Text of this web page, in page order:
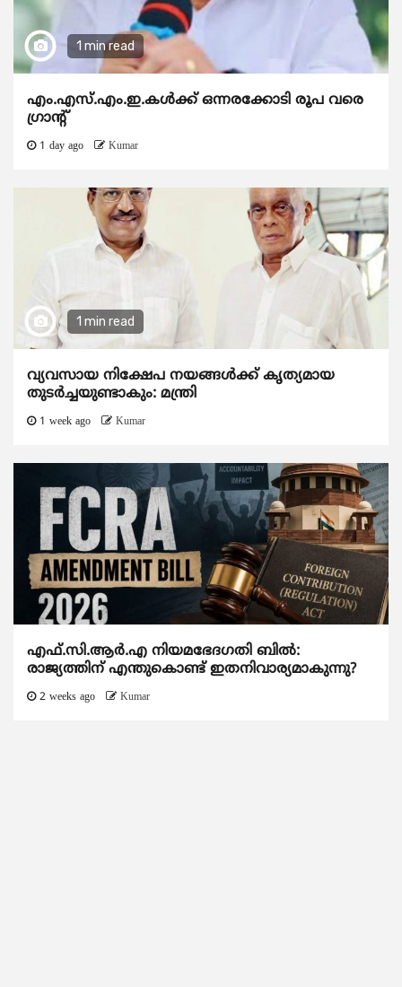
1 min read
എം.എസ്.എം.ഇ.കൾക്ക് ഒന്നരക്കോടി രൂപ വരെ
ഗ്രാന്റ്
1 day ago Kumar
1 min read
വ്യവസായ നിക്ഷേപ നയങ്ങള്‍ക്ക് കൃത്യമായ
തുടര്‍ച്ചയുണ്ടാകും: മന്ത്രി
1 week ago Kumar
എഫ്.സി.ആര്‍.എ നിയമഭേദഗതി ബില്‍:
രാജ്യത്തിന് എന്തുകൊണ്ട് ഇതനിവാര്യമാകുന്നു?
2 weeks ago Kumar